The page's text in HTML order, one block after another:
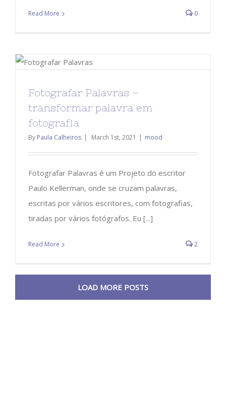
Read More 0
Fotografar Palavras –
transformar palavra em
fotografia
By Paula Calheiros | March 1st, 2021 | mood
Fotografar Palavras é um Projeto do escritor
Paulo Kellerman, onde se cruzam palavras,
escritas por vários escritores, com fotografias,
tiradas por vários fotógrafos. Eu [...]
Read More 2
LOAD MORE POSTS